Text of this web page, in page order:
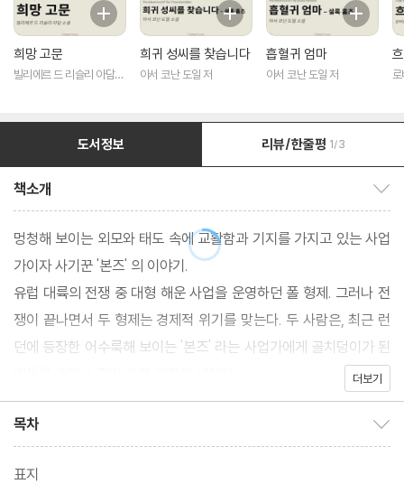
희망 고문
빌리에르 드 리슬리 아담
희귀 성씨를 찾습니다
아서 코난 도일 저
흡혈귀 엄마
아서 코난 도일 저
도서정보 리뷰/한줄평 1/3
책소개
멍청해 보이는 외모와 태도 속에 교활함과 기지를 가지고 있는 사업
가이자 사기꾼 '본즈' 의 이야기.
유럽 대륙의 전쟁 중 대형 해운 사업을 운영하던 폴 형제. 그러나 전
쟁이 끝나면서 두 형제는 경제적 위기를 맞는다. 두 사람은, 최근 런
던에 등장한 어수룩해 보이는 '본즈' 라는 사업가에게 골치덩이가 된
더보기
목차
표지